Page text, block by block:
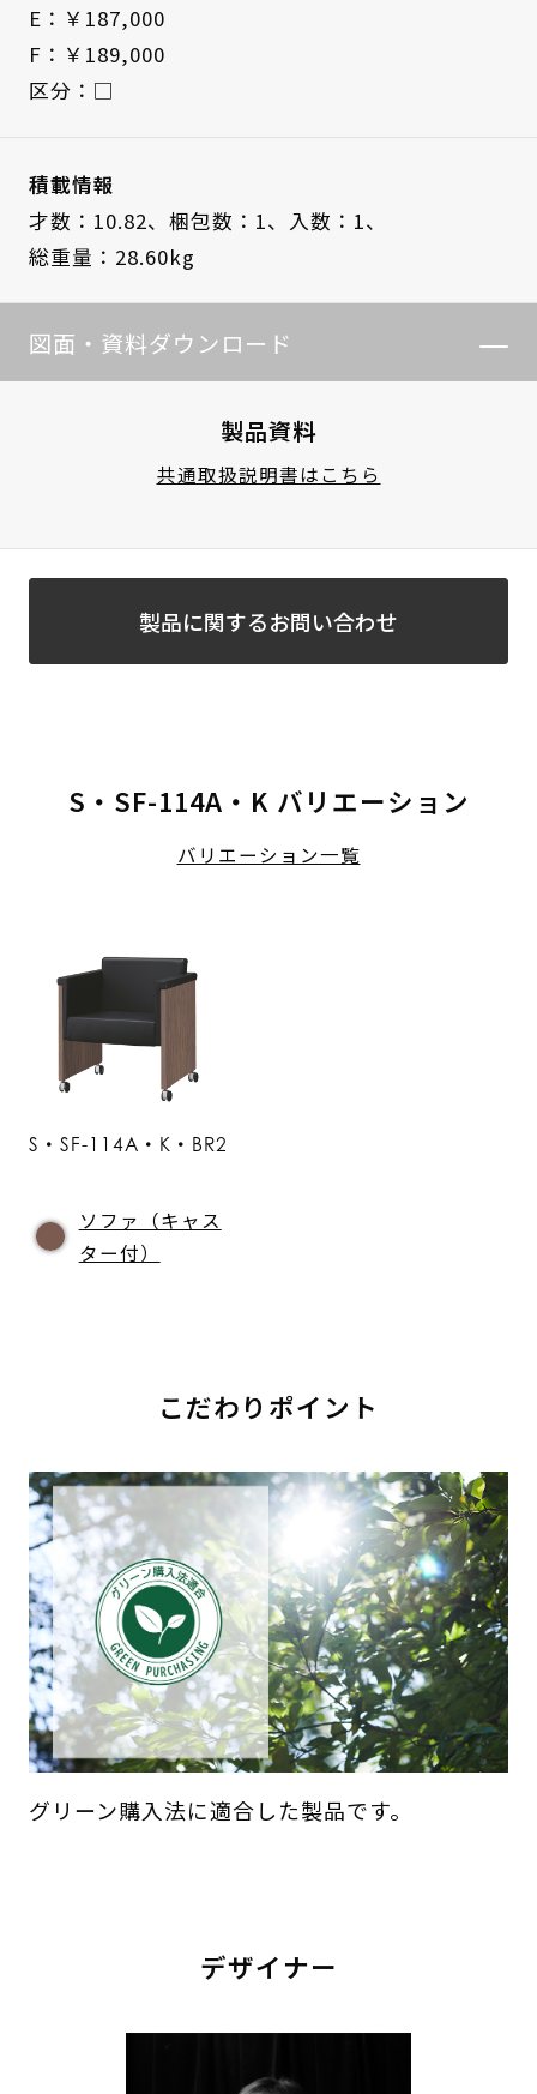
E：￥187,000
F：￥189,000
区分：□
積載情報
才数：10.82、 梱包数：1、
入数：1、
総重量：28.60kg
図面・資料ダウンロード
製品資料
共通取扱説明書はこちら
製品に関するお問い合わせ
S・SF-114A・K バリエーション
バリエーション一覧
S・SF-114A・K・BR2
ソファ（キャス
ター付）
こだわりポイント
グリーン購入法に適合した製品です。
デザイナー